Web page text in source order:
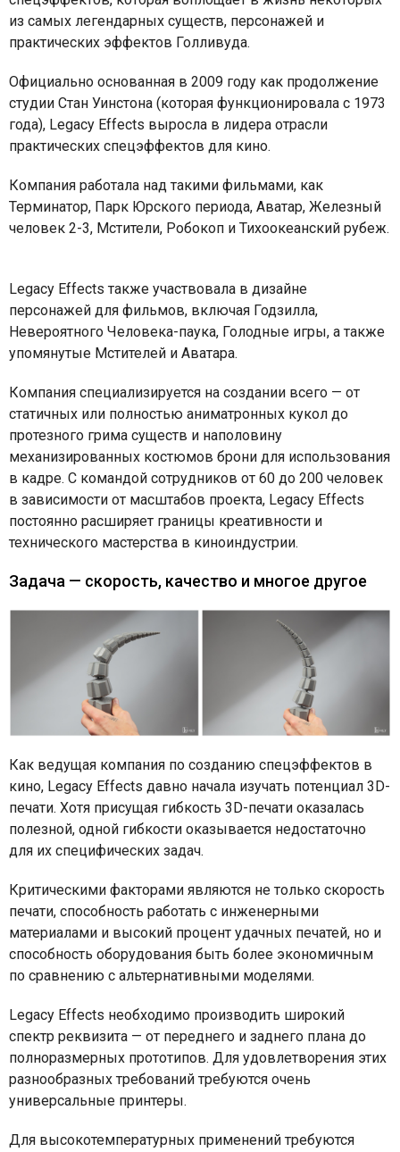
из самых легендарных существ, персонажей и
практических эффектов Голливуда.
Официально основанная в 2009 году как продолжение
студии Стан Уинстона (которая функционировала с 1973
года), Legacy Effects выросла в лидера отрасли
практических спецэффектов для кино.
Компания работала над такими фильмами, как
Терминатор, Парк Юрского периода, Аватар, Железный
человек 2-3, Мстители, Робокоп и Тихоокеанский рубеж.
Legacy Effects также участвовала в дизайне
персонажей для фильмов, включая Годзилла,
Невероятного Человека-паука, Голодные игры, а также
упомянутые Мстителей и Аватара.
Компания специализируется на создании всего — от
статичных или полностью аниматронных кукол до
протезного грима существ и наполовину
механизированных костюмов брони для использования
в кадре. С командой сотрудников от 60 до 200 человек
в зависимости от масштабов проекта, Legacy Effects
постоянно расширяет границы креативности и
технического мастерства в киноиндустрии.
Задача — скорость, качество и многое другое
Как ведущая компания по созданию спецэффектов в
кино, Legacy Effects давно начала изучать потенциал 3D-
печати. Хотя присущая гибкость 3D-печати оказалась
полезной, одной гибкости оказывается недостаточно
для их специфических задач.
Критическими факторами являются не только скорость
печати, способность работать с инженерными
материалами и высокий процент удачных печатей, но и
способность оборудования быть более экономичным
по сравнению с альтернативными моделями.
Legacy Effects необходимо производить широкий
спектр реквизита — от переднего и заднего плана до
полноразмерных прототипов. Для удовлетворения этих
разнообразных требований требуются очень
универсальные принтеры.
Для высокотемпературных применений требуются